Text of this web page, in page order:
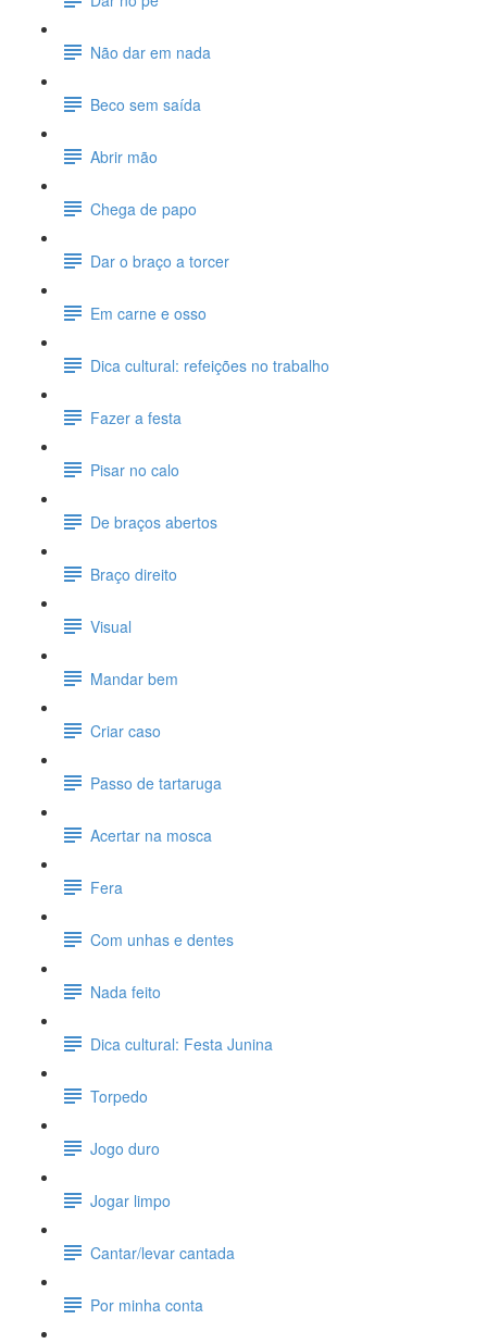
Não dar em nada
Beco sem saída
Abrir mão
Chega de papo
Dar o braço a torcer
Em carne e osso
Dica cultural: refeições no trabalho
Fazer a festa
Pisar no calo
De braços abertos
Braço direito
Visual
Mandar bem
Criar caso
Passo de tartaruga
Acertar na mosca
Fera
Com unhas e dentes
Nada feito
Dica cultural: Festa Junina
Torpedo
Jogo duro
Jogar limpo
Cantar/levar cantada
Por minha conta